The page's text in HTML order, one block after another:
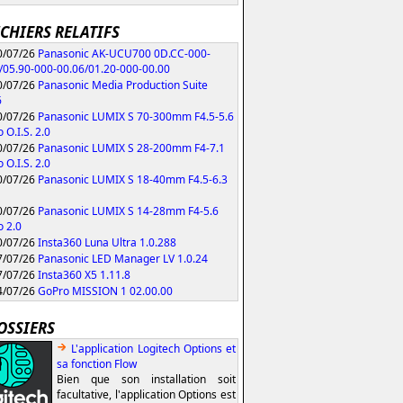
RELATIFS
07/26 Panasonic AK-UCU700 0D.CC-000-
000-00.06/01.20-000-00.00
07/26 Panasonic Media Production Suite
07/26 Panasonic LUMIX S 70-300mm F4.5-5.6
O.I.S. 2.0
07/26 Panasonic LUMIX S 28-200mm F4-7.1
O.I.S. 2.0
07/26 Panasonic LUMIX S 18-40mm F4.5-6.3
07/26 Panasonic LUMIX S 14-28mm F4-5.6
2.0
07/26Insta360 Luna Ultra 1.0.288
07/26 Panasonic LED Manager LV 1.0.24
07/26Insta360 X5 1.11.8
07/26GoPro MISSION 1 02.00.00
L'application Logitech Options et
sa fonction Flow
Bien que son installation soit
facultative, l'application Options est